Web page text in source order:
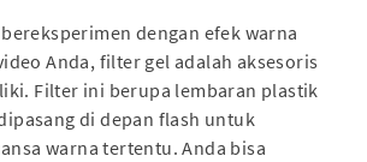
dengan efek warna
Anda, filter gel adalah aksesoris
Filter ini berupa lembaran plastik
di depan flash untuk
warna tertentu. Anda bisa